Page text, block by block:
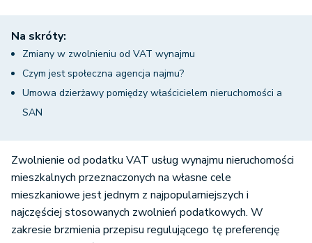
Na skróty:
Zmiany w zwolnieniu od VAT wynajmu
Czym jest społeczna agencja najmu?
Umowa dzierżawy pomiędzy właścicielem nieruchomości a
SAN
Zwolnienie od podatku VAT usług wynajmu nieruchomości
mieszkalnych przeznaczonych na własne cele
mieszkaniowe jest jednym z najpopularniejszych i
najczęściej stosowanych zwolnień podatkowych. W
zakresie brzmienia przepisu regulującego tę preferencję